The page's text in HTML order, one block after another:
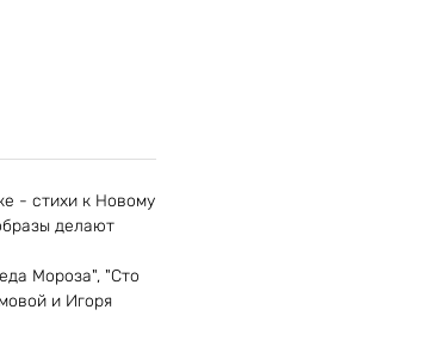
- стихи к Новому
делают
Мороза", "Сто
и Игоря